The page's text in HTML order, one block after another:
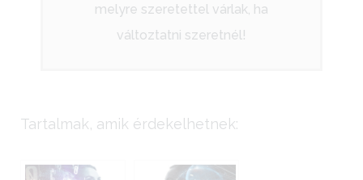
melyre szeretettel várlak, ha
változtatni szeretnél!
Tartalmak, amik érdekelhetnek: